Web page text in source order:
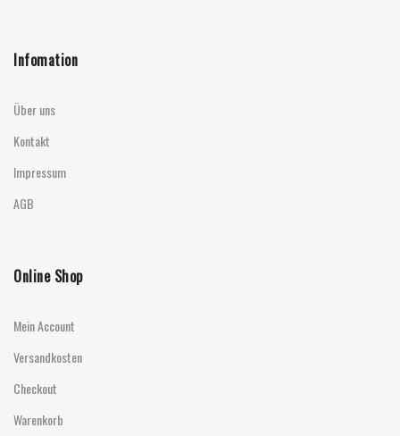
Infomation
Über uns
Kontakt
Impressum
AGB
Online Shop
Mein Account
Versandkosten
Checkout
Warenkorb